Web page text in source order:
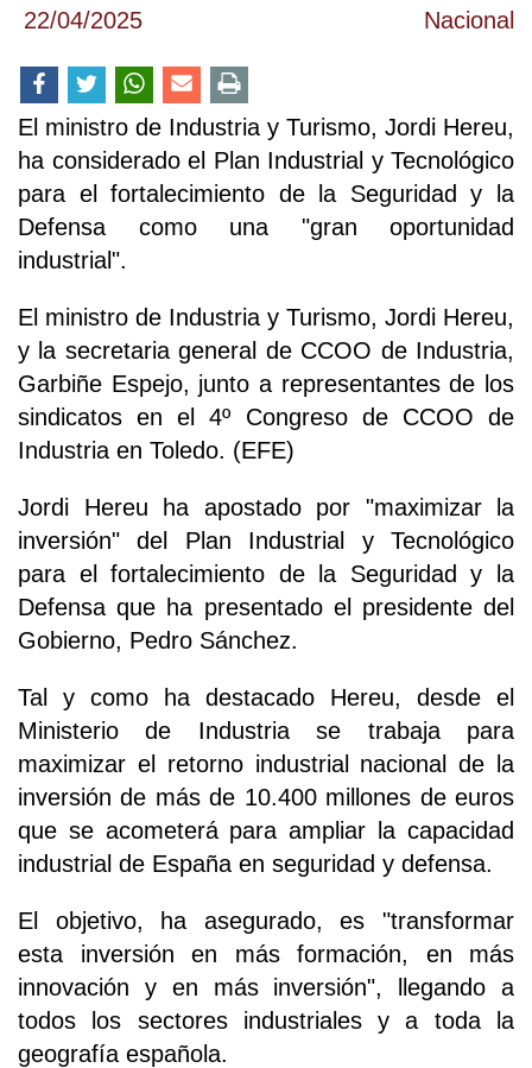
22/04/2025 Nacional
El ministro de Industria y Turismo, Jordi Hereu,
ha considerado el Plan Industrial y Tecnológico
para el fortalecimiento de la Seguridad y la
Defensa como una "gran oportunidad
industrial".
El ministro de Industria y Turismo, Jordi Hereu,
y la secretaria general de CCOO de Industria,
Garbiñe Espejo, junto a representantes de los
sindicatos en el 4º Congreso de CCOO de
Industria en Toledo. (EFE)
Jordi Hereu ha apostado por "maximizar la
inversión" del Plan Industrial y Tecnológico
para el fortalecimiento de la Seguridad y la
Defensa que ha presentado el presidente del
Gobierno, Pedro Sánchez.
Tal y como ha destacado Hereu, desde el
Ministerio de Industria se trabaja para
maximizar el retorno industrial nacional de la
inversión de más de 10.400 millones de euros
que se acometerá para ampliar la capacidad
industrial de España en seguridad y defensa.
El objetivo, ha asegurado, es "transformar
esta inversión en más formación, en más
innovación y en más inversión", llegando a
todos los sectores industriales y a toda la
geografía española.